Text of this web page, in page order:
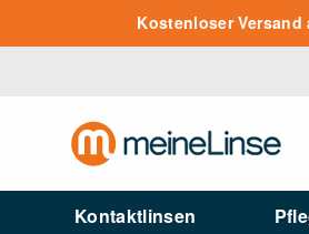
Zum Hauptinhalt springen
Kostenloser Versand
Kontaktlinsen